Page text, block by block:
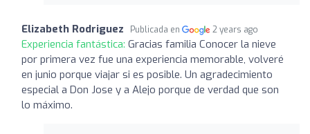
Elizabeth Rodriguez Publicada en 2 years ago
Experiencia fantástica: Gracias familia Conocer la nieve
por primera vez fue una experiencia memorable, volveré
en junio porque viajar si es posible. Un agradecimiento
especial a Don Jose y a Alejo porque de verdad que son
lo máximo.